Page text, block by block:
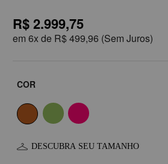
R$ 2.999,75
em 6x de R$ 499,96 (Sem Juros)
COR
DESCUBRA SEU TAMANHO